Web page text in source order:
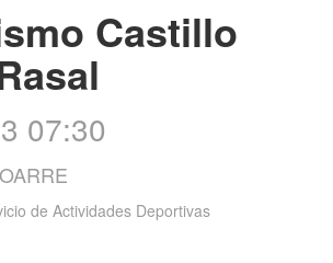
Castillo
07:30
de Actividades Deportivas